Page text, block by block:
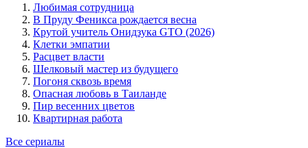
Любимая сотрудница
В Пруду Феникса рождается весна
Крутой учитель Онидзука GTO (2026)
Клетки эмпатии
Расцвет власти
Шелковый мастер из будущего
Погоня сквозь время
Опасная любовь в Таиланде
Пир весенних цветов
Квартирная работа
Все сериалы